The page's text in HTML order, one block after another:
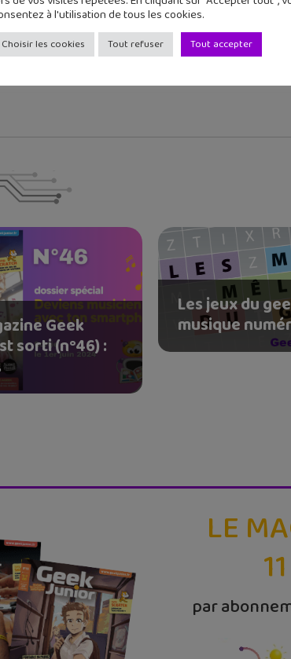
grands ados, j'aime tester de nouvelles
Geek
sorti (n°46) :
Les jeux du
musique
LE
par
à l'utilisation de tous les cookies.
Choisir les cookies Tout refuser Tout accepter